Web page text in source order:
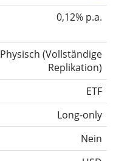
0,12% p.a.
Physisch (Vollständige
Replikation)
ETF
Long-only
Nein